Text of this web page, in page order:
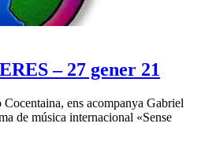
– 27 gener 21
ens acompanya Gabriel
de música internacional «Sense